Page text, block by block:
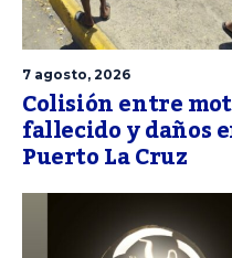
7 agosto, 2026
Colisión entre
fallecido y daños
Puerto La Cruz